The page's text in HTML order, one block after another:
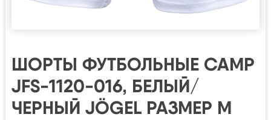
ШОРТЫ ФУТБОЛЬНЫЕ CAMP
JFS-1120-016, БЕЛЫЙ/
ЧЕРНЫЙ JÖGEL РАЗМЕР M